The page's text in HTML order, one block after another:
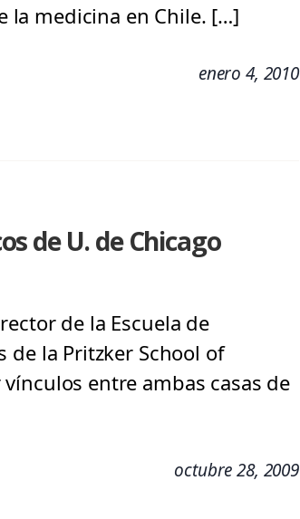
la medicina en Chile. […]
enero 4, 2010
de U. de Chicago
de la Escuela de
de la Pritzker School of
entre ambas casas de
octubre 28, 2009